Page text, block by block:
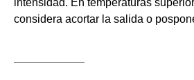
intensidad. En temperaturas
considera acortar la salida o